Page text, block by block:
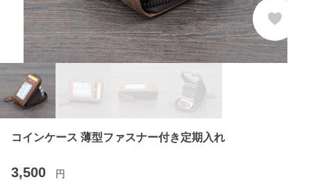
コインケース 薄型ファスナー付き定期入れ
3,500 円